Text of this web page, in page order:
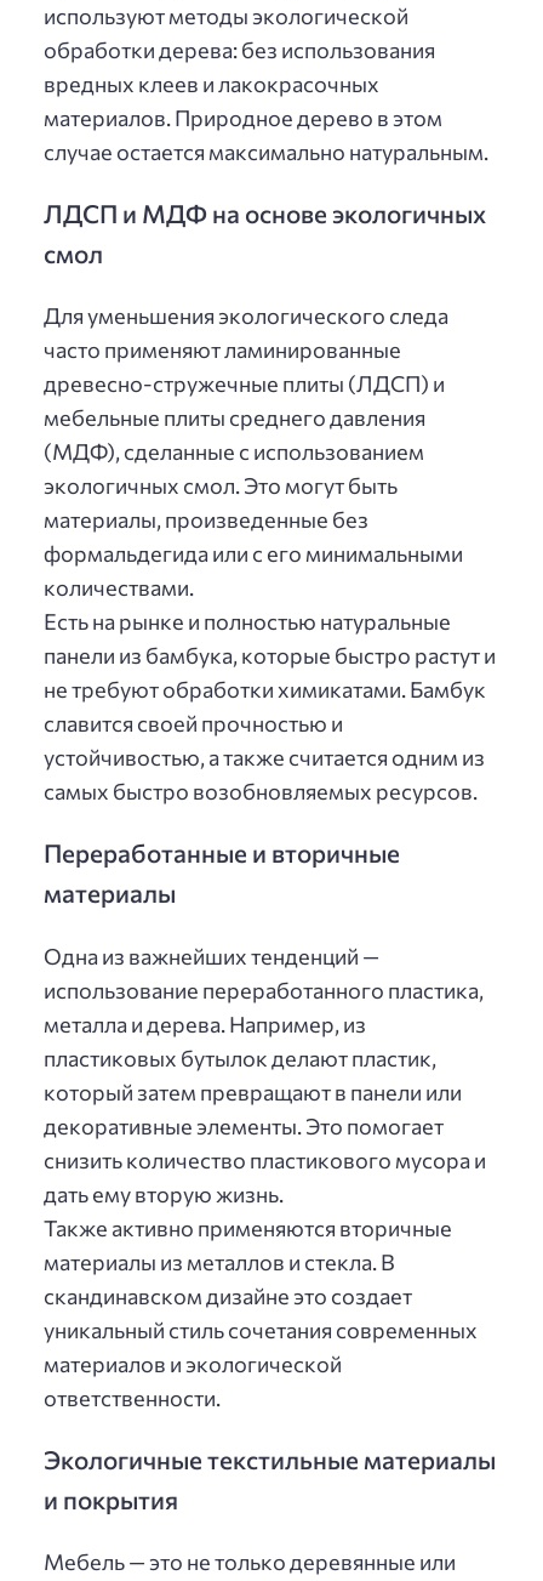
используют методы экологической
обработки дерева: без использования
вредных клеев и лакокрасочных
материалов. Природное дерево в этом
случае остается максимально натуральным.
ЛДСП и МДФ на основе экологичных
смол
Для уменьшения экологического следа
часто применяют ламинированные
древесно-стружечные плиты (ЛДСП) и
мебельные плиты среднего давления
(МДФ), сделанные с использованием
экологичных смол. Это могут быть
материалы, произведенные без
формальдегида или с его минимальными
количествами.
Есть на рынке и полностью натуральные
панели из бамбука, которые быстро растут и
не требуют обработки химикатами. Бамбук
славится своей прочностью и
устойчивостью, а также считается одним из
самых быстро возобновляемых ресурсов.
Переработанные и вторичные
материалы
Одна из важнейших тенденций —
использование переработанного пластика,
металла и дерева. Например, из
пластиковых бутылок делают пластик,
который затем превращают в панели или
декоративные элементы. Это помогает
снизить количество пластикового мусора и
дать ему вторую жизнь.
Также активно применяются вторичные
материалы из металлов и стекла. В
скандинавском дизайне это создает
уникальный стиль сочетания современных
материалов и экологической
ответственности.
Экологичные текстильные материалы
и покрытия
Мебель — это не только деревянные или